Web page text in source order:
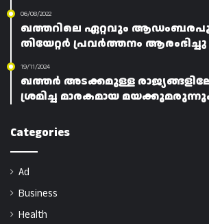
06/08/2022
ഖത്തറിലെ ഏറ്റവും
തിയേറ്റർ പ്രവർത്തനം ആരംഭിച്ചു
19/11/2024
ഖത്തർ അടക്കമുള്ള
ശ്രമിച്ച മാരകമായ
Categories
Ad
Business
Health